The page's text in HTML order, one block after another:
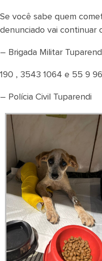
Se você sabe quem
denunciado vai continuar
– Brigada Militar
190 , 3543 1064 e 55 9
– Polícia Civil Tuparendi